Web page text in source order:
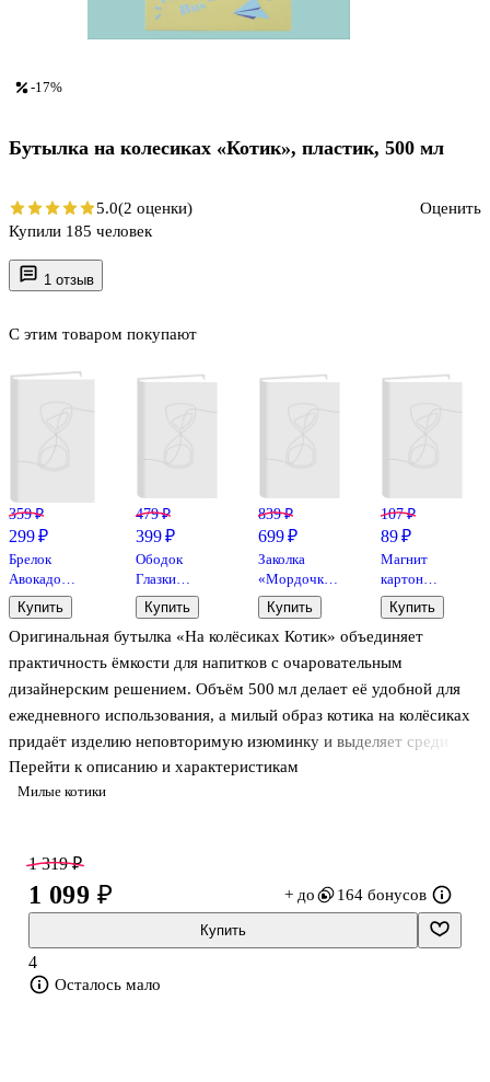
1 отзыв
Милые котики
Оригинальная бутылка «На колёсиках Котик» объединяет
практичность ёмкости для напитков с очаровательным
дизайнерским решением. Объём 500 мл делает её удобной для
ежедневного использования, а милый образ котика на колёсиках
придаёт изделию неповторимую изюминку и выделяет среди
стандартных аксессуаров для воды.
Перейти к описанию и характеристикам
С этим товаром покупают
359 ₽
299 ₽
Брелок
Авокадо
(текстиль)
(13см) (12-
01669-63430)
Купить
479 ₽
399 ₽
Ободок
Глазки
Лягушка
(текстиль),
Lafilaf
Купить
839 ₽
699 ₽
Заколка
«Мордочка
котика»,
пластик,
Lafilaf
Купить
107 ₽
89 ₽
Магнит
картон
Маринкина
башня
(Коломна)
(МК/461/002)
Купить
-17%
Бутылка на колесиках «Котик», пластик, 500 мл
5.0(2 оценки)
Оценить
Купили 185 человек
1 319 ₽
1 099 ₽ + до 164 бонусов
Купить
4
Осталось мало